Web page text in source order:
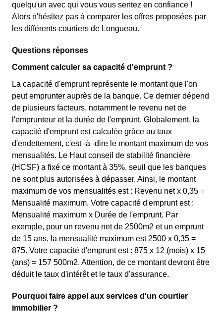
quelqu'un avec qui vous vous sentez en confiance !
Alors n'hésitez pas à comparer les offres proposées par
les différents courtiers de Longueau.
Questions réponses
Comment calculer sa capacité d'emprunt ?
La capacité d'emprunt représente le montant que l'on
peut emprunter auprès de la banque. Ce dernier dépend
de plusieurs facteurs, notamment le revenu net de
l'emprunteur et la durée de l'emprunt. Globalement, la
capacité d'emprunt est calculée grâce au taux
d'endettement, c'est -à -dire le montant maximum de vos
mensualités. Le Haut conseil de stabilité financière
(HCSF) a fixé ce montant à 35%, seuil que les banques
ne sont plus autorisées à dépasser. Ainsi, le montant
maximum de vos mensualités est : Revenu net x 0,35 =
Mensualité maximum. Votre capacité d'emprunt est :
Mensualité maximum x Durée de l'emprunt. Par
exemple, pour un revenu net de 2500m2 et un emprunt
de 15 ans, la mensualité maximum est 2500 x 0,35 =
875. Votre capacité d'emprunt est : 875 x 12 (mois) x 15
(ans) = 157 500m2. Attention, de ce montant devront être
déduit le taux d'intérêt et le taux d'assurance.
Pourquoi faire appel aux services d'un courtier
immobilier ?